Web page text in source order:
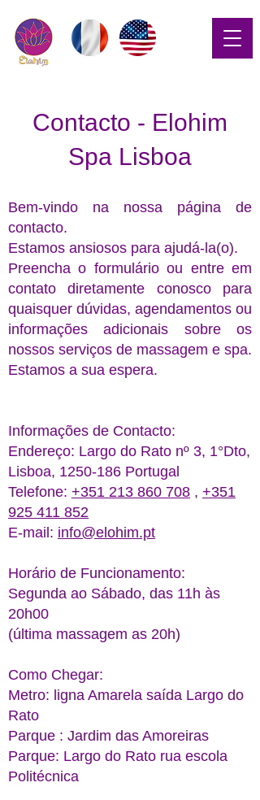
Contacto - Elohim
Spa Lisboa
Bem-vindo na nossa página de
contacto.
Estamos ansiosos para ajudá-la(o).
Preencha o formulário ou entre em
contato diretamente conosco para
quaisquer dúvidas, agendamentos ou
informações adicionais sobre os
nossos serviços de massagem e spa.
Estamos a sua espera.
Informações de Contacto:
Endereço: Largo do Rato nº 3, 1°Dto,
Lisboa, 1250-186 Portugal
Telefone: +351 213 860 708 , +351
925 411 852
E-mail: info@elohim.pt
Horário de Funcionamento:
Segunda ao Sábado, das 11h às
20h00
(última massagem as 20h)
Como Chegar:
Metro: ligna Amarela saída Largo do
Rato
Parque : Jardim das Amoreiras
Parque: Largo do Rato rua escola
Politécnica